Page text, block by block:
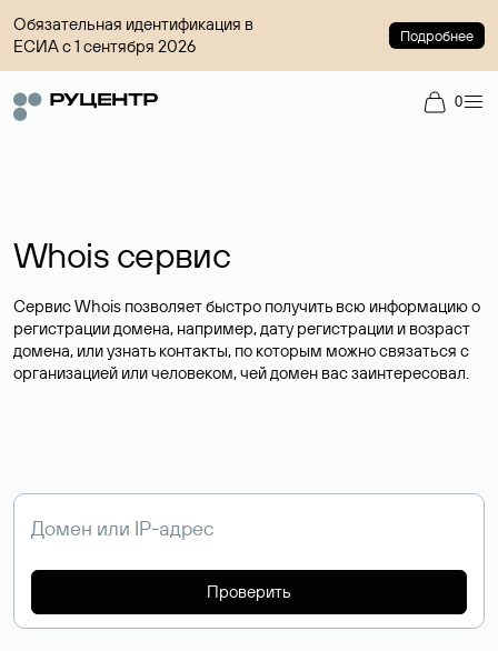
Обязательная идентификация в
ЕСИА с 1 сентября 2026
Подробнее
0
Whois сервис
Сервис Whois позволяет быстро получить всю информацию о
регистрации домена, например, дату регистрации и возраст
домена, или узнать контакты, по которым можно связаться с
организацией или человеком, чей домен вас заинтересовал.
Проверить